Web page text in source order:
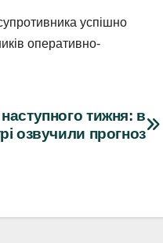
успішно
оперативно-
тижня: в
озвучили прогноз